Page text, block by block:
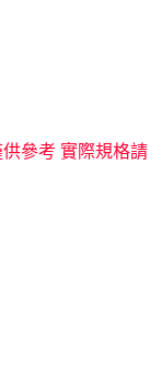
參考 實際規格請